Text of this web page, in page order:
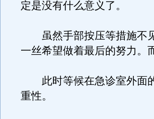
定是没有什么意义了。
虽然手部按压等措施不
一丝希望做着最后的努力。
此时等候在急诊室外面
重性。